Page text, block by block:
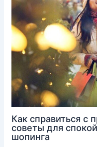
Как справиться с
советы для
шопинга